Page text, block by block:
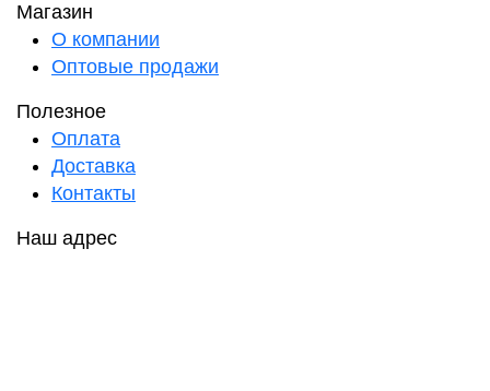
Магазин
О компании
Оптовые продажи
Полезное
Оплата
Доставка
Контакты
Наш адрес